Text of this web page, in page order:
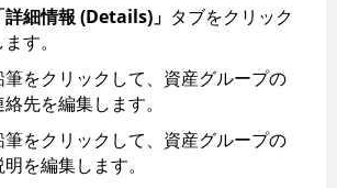
詳細情報 (Details)」 タブをクリック
ます。
筆をクリックして、資産グループの
絡先を編集します。
筆をクリックして、資産グループの
明を編集します。